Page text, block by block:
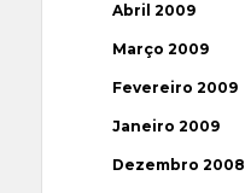
Abril 2009
Março 2009
Fevereiro 2009
Janeiro 2009
Dezembro 2008